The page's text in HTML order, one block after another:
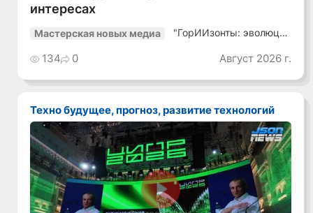
интересах
Мастерская новых медиа
"ГорИИзонты: эволюция
134 0 Август 2026 г.
Техно будущее, прогноз, развитие технологий